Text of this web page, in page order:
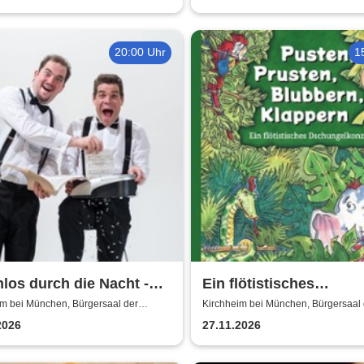
20:00 Uhr
durch die Nacht -
der
bei München, Bürgersaal der
Kirchheim
Ein flötistisches
Dschungelkonzert -
Bürgersaal der
Kirchheim
Kirchheim bei München, Bürgersaal
Gemeinde Kirchheim
27.11.2026